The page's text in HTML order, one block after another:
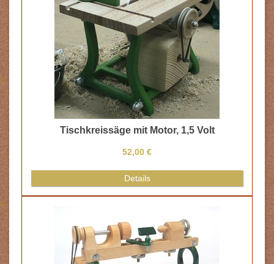
Tischkreissäge mit Motor, 1,5 Volt
52,00 €
Details